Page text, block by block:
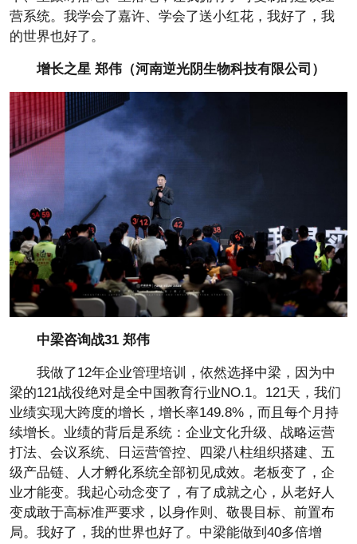
营系统。我学会了嘉许、学会了送小红花，我好了，我
的世界也好了。
增长之星 郑伟（河南逆光阴生物科技有限公司 ）
中梁咨询战31 郑伟
我做了12年企业管理培训，依然选择中梁，因为中
梁的121战役绝对是全中国教育行业NO.1。121天，我们
业绩实现大跨度的增长，增长率149.8%，而且每个月持
续增长。业绩的背后是系统：企业文化升级、战略运营
打法、会议系统、日运营管控、四梁八柱组织搭建、五
级产品链、人才孵化系统全部初见成效。老板变了，企
业才能变。我起心动念变了，有了成就之心，从老好人
变成敢于高标准严要求，以身作则、敬畏目标、前置布
局。我好了，我的世界也好了。中梁能做到40多倍增